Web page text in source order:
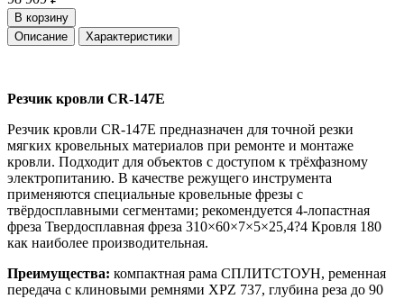
В корзину
Описание
Характеристики
Резчик кровли CR-147E
Резчик кровли CR-147E предназначен для точной резки
мягких кровельных материалов при ремонте и монтаже
кровли. Подходит для объектов с доступом к трёхфазному
электропитанию. В качестве режущего инструмента
применяются специальные кровельные фрезы с
твёрдосплавными сегментами; рекомендуется 4-лопастная
фреза Твердосплавная фреза 310×60×7×5×25,4?4 Кровля 180
как наиболее производительная.
Преимущества: компактная рама СПЛИТСТОУН, ременная
передача с клиновыми ремнями XPZ 737, глубина реза до 90